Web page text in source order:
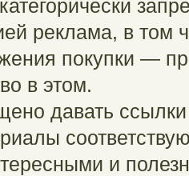
реклама, в том
покупки —
в этом.
давать
и